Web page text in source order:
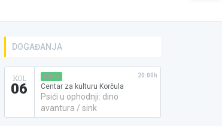
DOGAĐANJA
KOL
06
KINO
Centar za kulturu Korčula
Psići u ophodnji: dino
avantura / sink
20:00h